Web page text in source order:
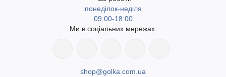
понеділок-неділя
09:00-18:00
Ми в соціальних мережах:
shop@golka.com.ua